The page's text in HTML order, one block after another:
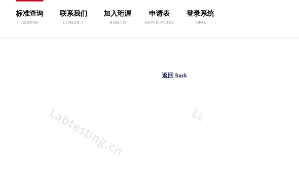
标准查询
NORMS
联系我们
CONTACT
加入珩渥
JOIN US
申请表
APPLICATION
登录系统
OMS
返回 Back